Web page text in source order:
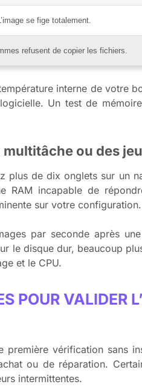
se fige totalement.
refusent de copier les fichiers.
interne de votre
Un test de
ou des
de dix onglets sur un
RAM incapable de
sur votre configuration.
par seconde après
le disque dur, beaucoup
et le CPU.
POUR VALIDER
vérification sans
ou de réparation.
intermittentes.